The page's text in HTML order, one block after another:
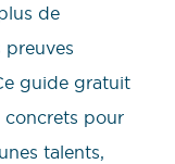
de
preuves
guide gratuit
concrets pour
talents,